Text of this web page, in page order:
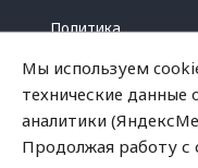
Политика
Мы используем
технические данные
аналитики
Продолжая работу с